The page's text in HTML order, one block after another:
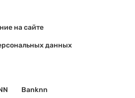
на сайте
данных
Banknn